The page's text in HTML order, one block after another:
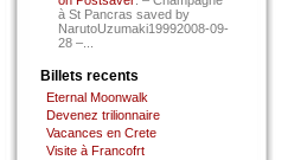
à St Pancras saved by
NarutoUzumaki19992008-09-
28 –...
Billets recents
Eternal Moonwalk
Devenez trilionnaire
Vacances en Crete
Visite à Francofrt